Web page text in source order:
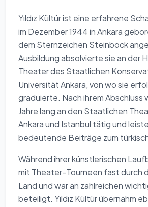
Yıldız Kültür ist eine erfahrene
im Dezember 1944 in Ankara
dem Sternzeichen Steinbock
Ausbildung absolvierte sie an der
Theater des Staatlichen
Universität Ankara, von wo sie
graduierte. Nach ihrem Abschluss
Jahre lang an den Staatlichen
Ankara und Istanbul tätig und
bedeutende Beiträge zum
Während ihrer künstlerischen
mit Theater-Tourneen fast durch
Land und war an zahlreichen
beteiligt. Yıldız Kültür übernahm